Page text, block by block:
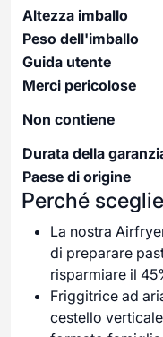
Altezza imballo
Peso dell'imballo
Guida utente
Merci pericolose
Non contiene
Durata della
Paese di origine
Perché
La nostra
di preparare
risparmiare il
Friggitrice ad
cestello